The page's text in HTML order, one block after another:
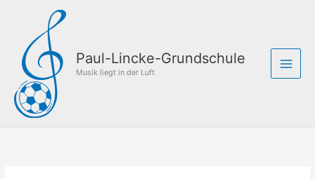
springen
Paul-Lincke-Grundschule
Musik liegt in der Luft